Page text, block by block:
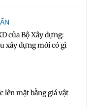
của Bộ Xây dựng:
xây dựng mới có gì
lên mặt bằng giá vật